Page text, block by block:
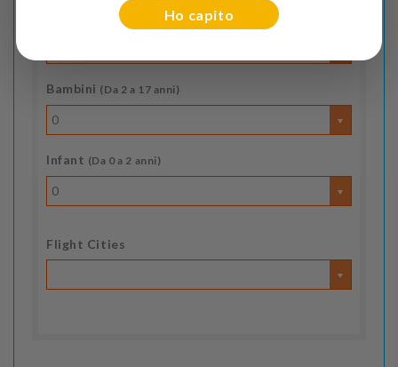
(Da 18 anni)
Bambini (Da 2 a 17 anni)
0
Infant (Da 0 a 2 anni)
0
Flight Cities
Ho capito